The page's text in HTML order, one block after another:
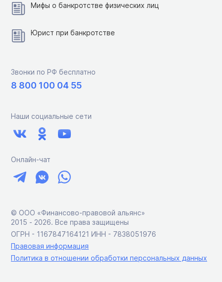
Мифы о банкротстве физических лиц
Юрист при банкротстве
Звонки по РФ бесплатно
8 800 100 04 55
Наши социальные сети
Онлайн-чат
© ООО «Финансово-правовой альянс»
2015 ‑ 2026. Все права защищены
ОГРН - 1167847164121 ИНН - 7838051976
Правовая информация
Политика в отношении обработки персональных данных